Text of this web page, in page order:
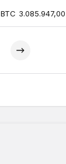
BTC 3.085.947,00